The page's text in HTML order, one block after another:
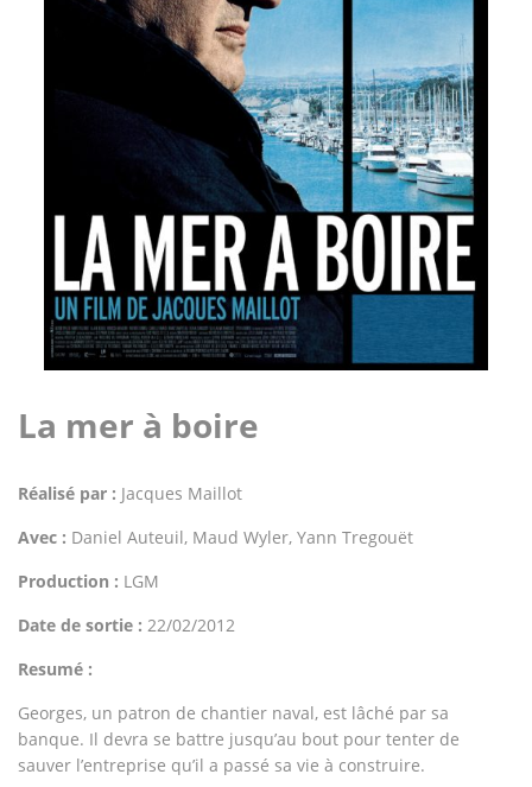
La mer à boire
Réalisé par : Jacques Maillot
Avec : Daniel Auteuil, Maud Wyler, Yann Tregouët
Production : LGM
Date de sortie : 22/02/2012
Resumé :
Georges, un patron de chantier naval, est lâché par sa
banque. Il devra se battre jusqu’au bout pour tenter de
sauver l’entreprise qu’il a passé sa vie à construire.